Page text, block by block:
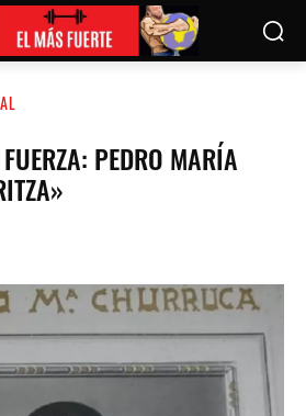
PEDRO MARÍA